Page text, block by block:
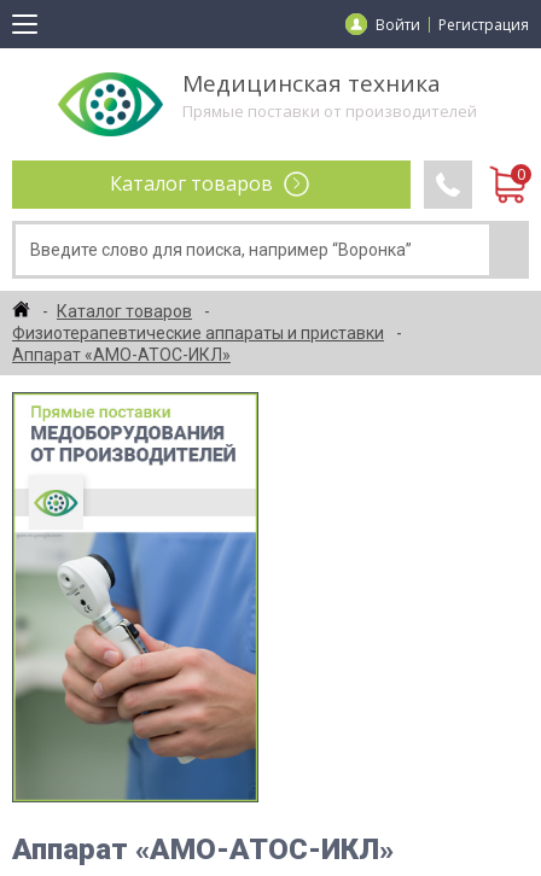
Войти Регистрация
Медицинская техника
Прямые поставки от производителей
Каталог товаров
Каталог товаров
Физиотерапевтические аппараты и приставки
Аппарат «АМО-АТОС-ИКЛ»
Аппарат «АМО-АТОС-ИКЛ»